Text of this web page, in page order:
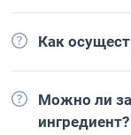
Как
Можно ли
ингредиент?